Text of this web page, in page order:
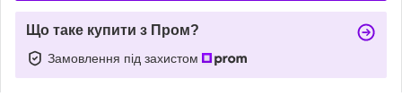
Що таке купити з Пром?
Замовлення під захистом